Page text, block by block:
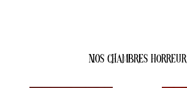
Nos chambres HORREUR